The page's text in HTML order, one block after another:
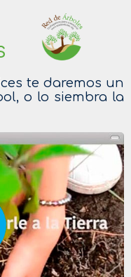
te daremos un
o lo siembra la